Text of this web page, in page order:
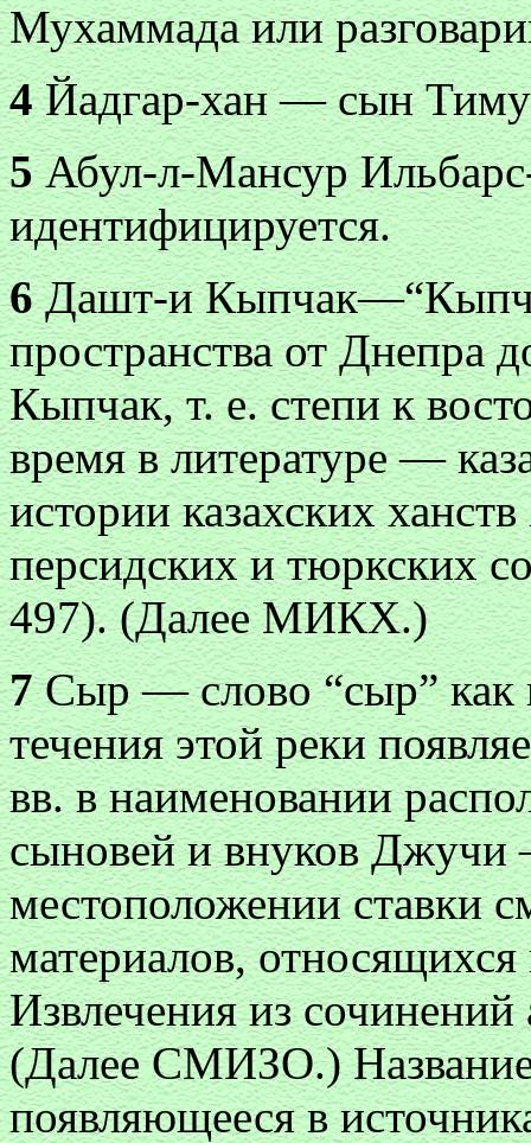
Мухаммада или
4Йадгар-хан — сын
5Абул-л-Мансур
идентифицируется.
6Дашт-и
пространства от
Кыпчак, т. е. степи к
время в литературе —
истории казахских
персидских и тюркских
497). (Далее МИКХ.)
7Сыр — слово “сыр” как
течения этой реки
вв. в наименовании
сыновей и внуков
местоположении ставки
материалов,
Извлечения из
(Далее СМИЗО.) Название
появляющееся в